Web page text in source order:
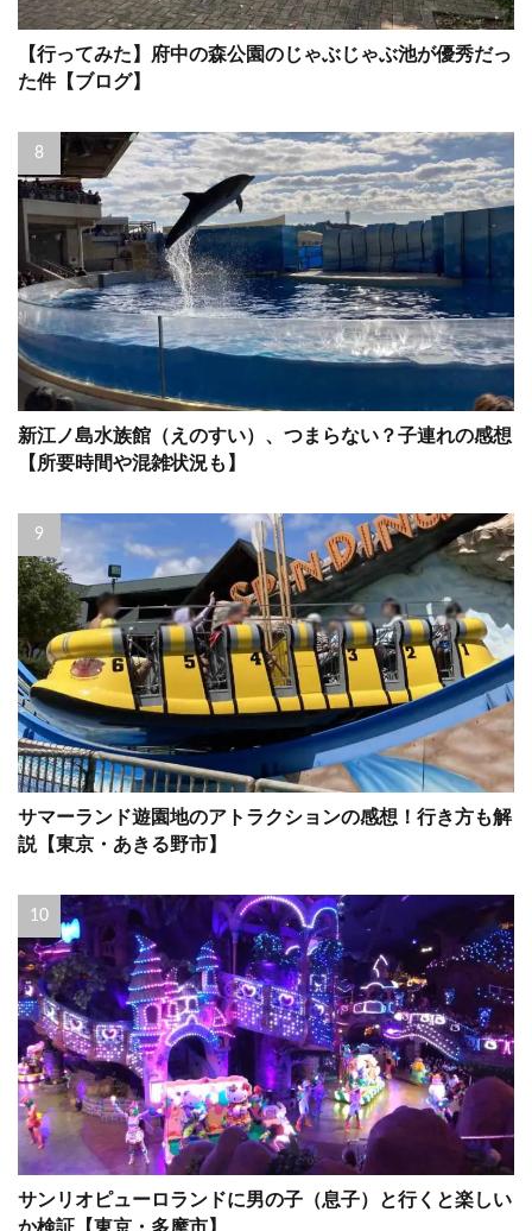
【行ってみた】府中の森公園のじゃぶじゃぶ池が優秀だっ
た件【ブログ】
新江ノ島水族館（えのすい）、つまらない？子連れの感想
【所要時間や混雑状況も】
サマーランド遊園地のアトラクションの感想！行き方も解
説【東京・あきる野市】
サンリオピューロランドに男の子（息子）と行くと楽しい
か検証【東京・多摩市】